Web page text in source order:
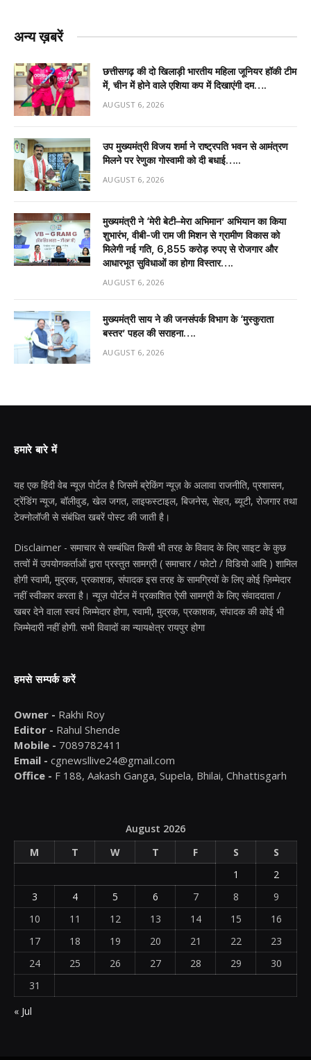
अन्य ख़बरें
छत्तीसगढ़ की दो खिलाड़ी भारतीय महिला जूनियर हॉकी टीम
में, चीन में होने वाले एशिया कप में दिखाएंगी दम….
AUGUST 6, 2026
उप मुख्यमंत्री विजय शर्मा ने राष्ट्रपति भवन से आमंत्रण
मिलने पर रेणुका गोस्वामी को दी बधाई…..
AUGUST 6, 2026
मुख्यमंत्री ने ‘मेरी बेटी–मेरा अभिमान’ अभियान का किया
शुभारंभ, वीबी-जी राम जी मिशन से ग्रामीण विकास को
मिलेगी नई गति, 6,855 करोड़ रुपए से रोजगार और
आधारभूत सुविधाओं का होगा विस्तार….
AUGUST 6, 2026
मुख्यमंत्री साय ने की जनसंपर्क विभाग के ‘मुस्कुराता
बस्तर’ पहल की सराहना….
AUGUST 6, 2026
हमारे बारे में
यह एक हिंदी वेब न्यूज़ पोर्टल है जिसमें ब्रेकिंग न्यूज़ के अलावा राजनीति, प्रशासन,
ट्रेंडिंग न्यूज, बॉलीवुड, खेल जगत, लाइफस्टाइल, बिजनेस, सेहत, ब्यूटी, रोजगार तथा
टेक्नोलॉजी से संबंधित खबरें पोस्ट की जाती है।
Disclaimer - समाचार से सम्बंधित किसी भी तरह के विवाद के लिए साइट के कुछ
तत्वों में उपयोगकर्ताओं द्वारा प्रस्तुत सामग्री ( समाचार / फोटो / विडियो आदि ) शामिल
होगी स्वामी, मुद्रक, प्रकाशक, संपादक इस तरह के सामग्रियों के लिए कोई ज़िम्मेदार
नहीं स्वीकार करता है। न्यूज़ पोर्टल में प्रकाशित ऐसी सामग्री के लिए संवाददाता /
खबर देने वाला स्वयं जिम्मेदार होगा, स्वामी, मुद्रक, प्रकाशक, संपादक की कोई भी
जिम्मेदारी नहीं होगी. सभी विवादों का न्यायक्षेत्र रायपुर होगा
हमसे सम्पर्क करें
Owner - Rakhi Roy
Editor - Rahul Shende
Mobile - 7089782411
Email - cgnewsllive24@gmail.com
Office - F 188, Aakash Ganga, Supela, Bhilai, Chhattisgarh
August 2026
M
T W T F S
S
1
2
3
4 5 6 7 8
9
10
11 12 13 14 15
16
17
18 19 20 21 22
23
24
25 26 27 28 29
30
31
« Jul